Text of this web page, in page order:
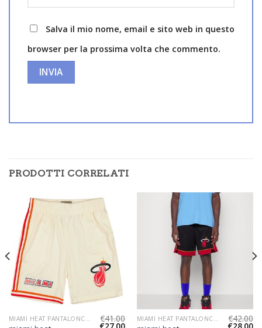
Salva il mio nome, email e sito web in questo
browser per la prossima volta che commento.
PRODOTTI CORRELATI
MIAMI HEAT PANTALONCINI €41.00 MIAMI HEAT PANTALONCINI €42.00